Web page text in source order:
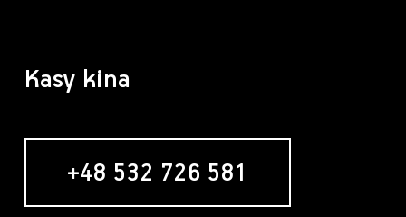
Kasy kina
+48 532 726 581